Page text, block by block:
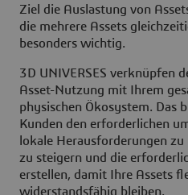
Ziel die Auslastung von
die mehrere Assets
besonders wichtig.
3D UNIVERSES verknüpfen
Asset-Nutzung mit Ihrem
physischen Ökosystem. Das
Kunden den erforderlichen
lokale Herausforderungen
zu steigern und die
erstellen, damit Ihre Assets
widerstandsfähig bleiben.